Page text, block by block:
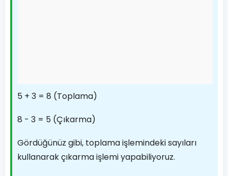
5 + 3 = 8 (Toplama)
8 - 3 = 5 (Çıkarma)
Gördüğünüz gibi, toplama işlemindeki sayıları
kullanarak çıkarma işlemi yapabiliyoruz.